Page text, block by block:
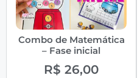
Combo de Matemática
– Fase inicial
R$ 26,00